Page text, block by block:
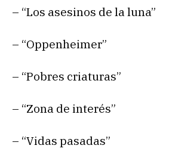
– “Los asesinos de la luna”
– “Oppenheimer”
– “Pobres criaturas”
– “Zona de interés”
– “Vidas pasadas”